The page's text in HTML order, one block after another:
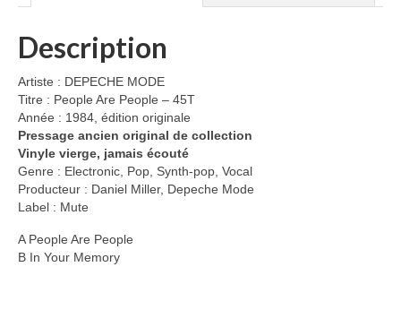
Description
Artiste : DEPECHE MODE
Titre : People Are People – 45T
Année : 1984, édition originale
Pressage ancien original de collection
Vinyle vierge, jamais écouté
Genre : Electronic, Pop, Synth-pop, Vocal
Producteur : Daniel Miller, Depeche Mode
Label : Mute
A People Are People
B In Your Memory